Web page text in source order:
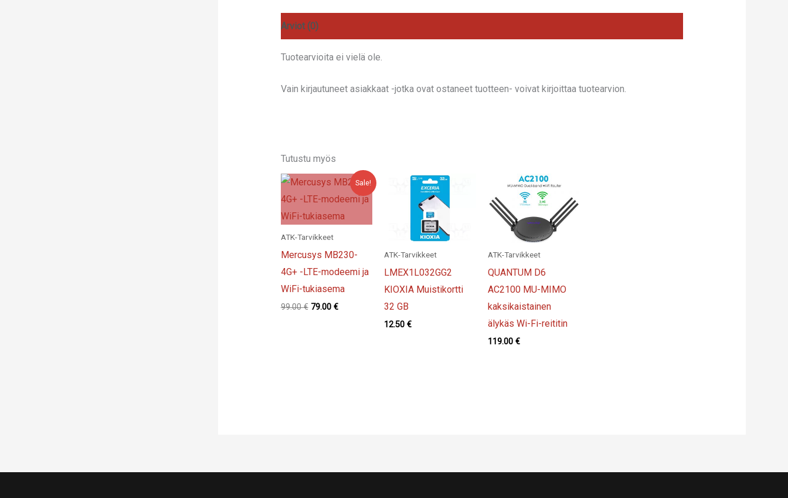
LINSSI,
määrä
Arviot (0)
Tuotearvioita ei vielä ole.
Vain kirjautuneet asiakkaat -jotka ovat ostaneet tuotteen- voivat kirjoittaa tuotearvion.
Tutustu myös
Sale!
ATK-Tarvikkeet
Mercusys MB230-
4G+ -LTE-modeemi ja
WiFi-tukiasema
99.00€ Alkuperäinen
79.00 €Nykyinen
ATK-Tarvikkeet
LMEX1L032GG2
KIOXIA Muistikortti
32 GB
12.50€
ATK-Tarvikkeet
QUANTUM D6
AC2100 MU-MIMO
kaksikaistainen
älykäs Wi-Fi-reititin
119.00 €